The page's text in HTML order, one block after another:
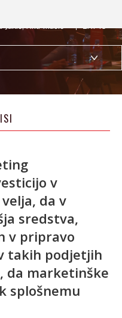
Jukić, Ana Mušič
v
da v
sredstva,
v pripravo
takih podjetjih
da marketinške
splošnemu